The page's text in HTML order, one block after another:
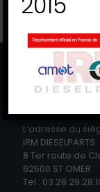
L’adresse du
IRM DIESELPARTS
8 Ter route de
62500 ST OMER
Tel :